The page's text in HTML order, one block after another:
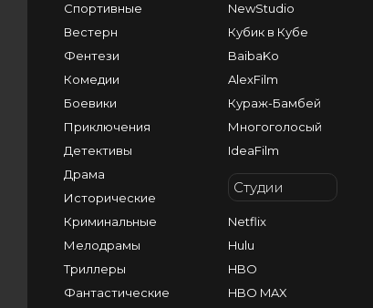
Спортивные
Вестерн
Фентези
Комедии
Боевики
Приключения
Детективы
Драма
Исторические
Криминальные
Мелодрамы
Триллеры
Фантастические
NewStudio
Кубик в Кубе
BaibaKo
AlexFilm
Кураж-Бамбей
Многоголосый
IdeaFilm
Студии
Netflix
Hulu
HBO
HBO MAX